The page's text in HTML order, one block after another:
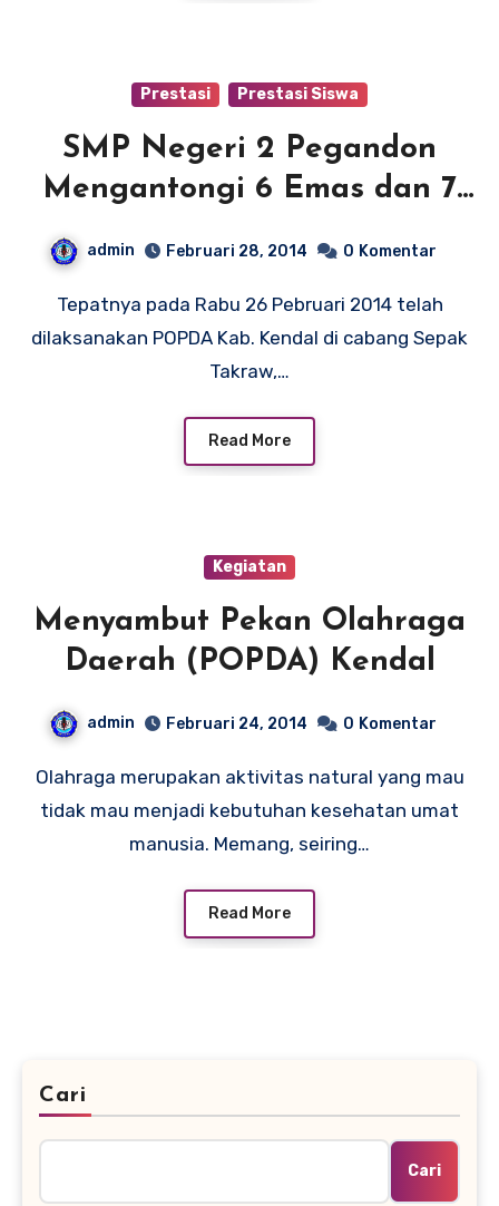
Prestasi Prestasi Siswa
SMP Negeri 2 Pegandon
Mengantongi 6 Emas dan 7
Perunggu pada POPDA Kab.
admin Februari 28, 2014 0 Komentar
Tepatnya pada Rabu 26 Pebruari 2014 telah
dilaksanakan POPDA Kab. Kendal di cabang Sepak
Takraw,…
Read More
Kegiatan
Menyambut Pekan Olahraga
Daerah (POPDA) Kendal
admin Februari 24, 2014 0 Komentar
Olahraga merupakan aktivitas natural yang mau
tidak mau menjadi kebutuhan kesehatan umat
manusia. Memang, seiring…
Read More
Cari
Cari